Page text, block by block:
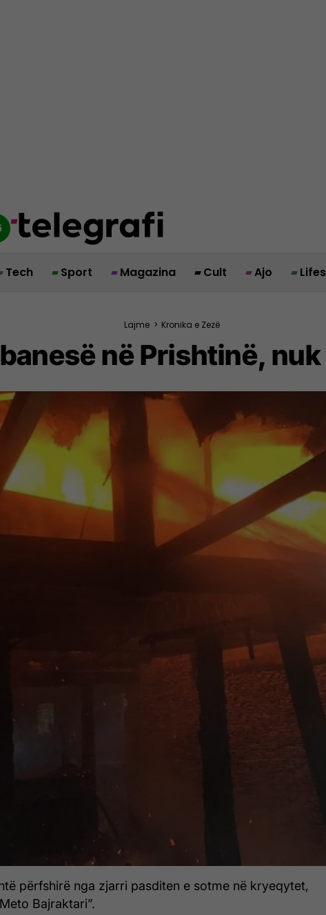
Tech Sport Magazina Cult Ajo
Lajme > Kronika e Zezë
në Prishtinë,
përfshirë nga zjarri pasditen e sotme në kryeqytet,
Bajraktari”.